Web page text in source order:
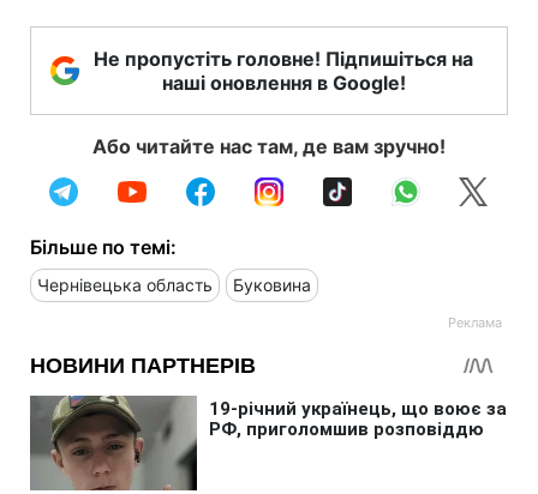
Не пропустіть головне! Підпишіться на
наші оновлення в Google!
Або читайте нас там, де вам зручно!
Більше по темі:
Чернівецька область Буковина